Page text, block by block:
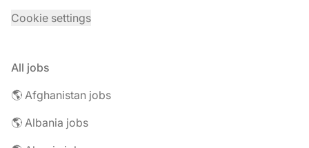
Cookie settings
All jobs
🌎 Afghanistan jobs
🌎 Albania jobs